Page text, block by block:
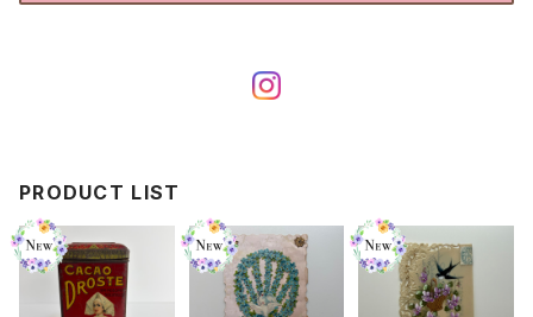
PRODUCT LIST